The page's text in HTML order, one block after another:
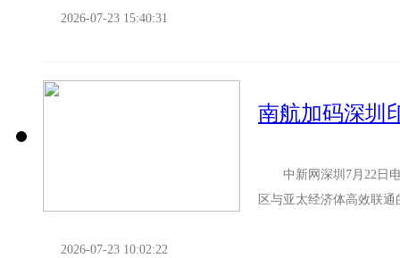
2026-07-23 15:40:31
南航加码深圳
中新网深圳7月22日电(
区与亚太经济体高效联
2026-07-23 10:02:22